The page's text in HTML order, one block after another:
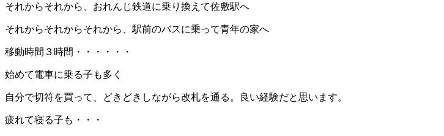
それからそれから、おれんじ鉄道に乗り換えて佐敷駅へ
それからそれからそれから、駅前のバスに乗って青年の家へ
移動時間３時間・・・・・・
始めて電車に乗る子も多く
自分で切符を買って、どきどきしながら改札を通る。良い経験だと思います。
疲れて寝る子も・・・